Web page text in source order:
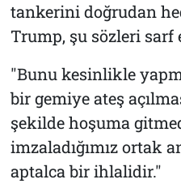
tankerini doğrudan
Trump, şu sözleri sarf
"Bunu kesinlikle
bir gemiye ateş
şekilde hoşuma
imzaladığımız ortak
aptalca bir ihlalidir."